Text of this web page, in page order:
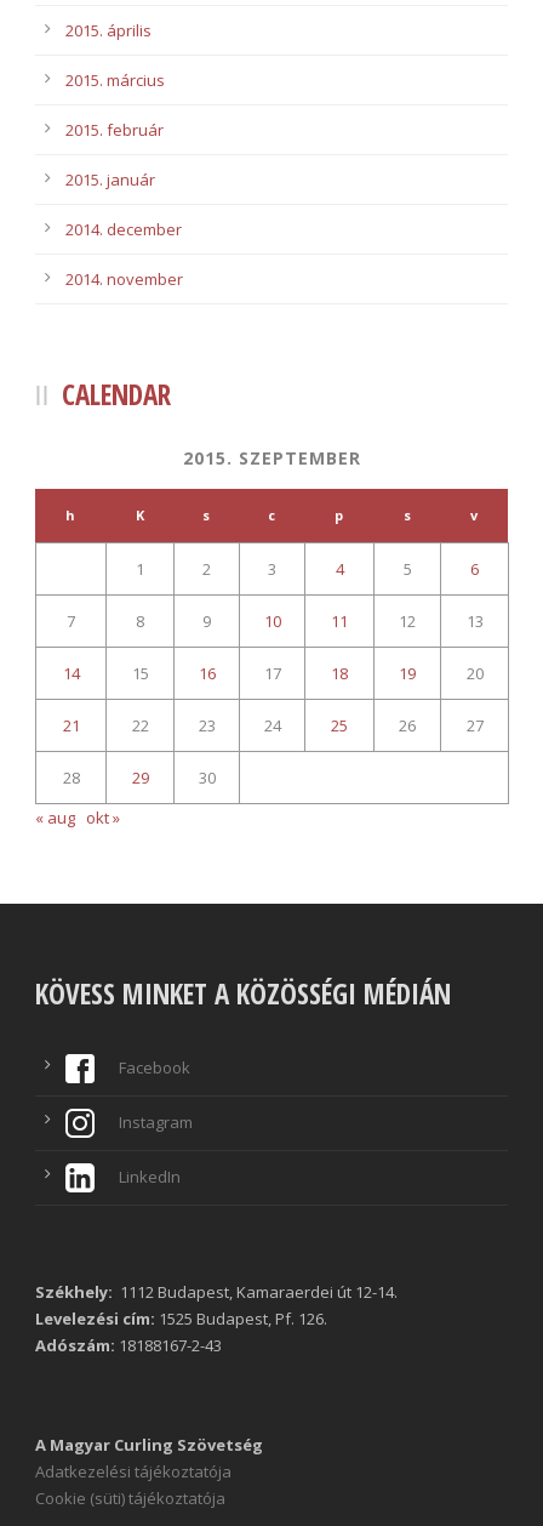
2015. április
2015. március
2015. február
2015. január
2014. december
2014. november
CALENDAR
2015. SZEPTEMBER
h K s c p s v
1 2 3 4 5 6
7 8 9 10 11 12 13
14 15 16 17 18 19 20
21 22 23 24 25 26 27
28 29
30
« aug okt »
KÖVESS MINKET A KÖZÖSSÉGI MÉDIÁN
Facebook
Instagram
LinkedIn
Székhely: 1112 Budapest, Kamaraerdei út 12-14.
Levelezési cím: 1525 Budapest, Pf. 126.
Adószám: 18188167-2-43
A Magyar Curling Szövetség
Adatkezelési tájékoztatója
Cookie (süti) tájékoztatója